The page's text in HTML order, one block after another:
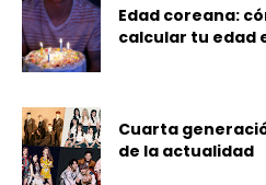
Edad coreana:
calcular tu edad
Cuarta
de la actualidad